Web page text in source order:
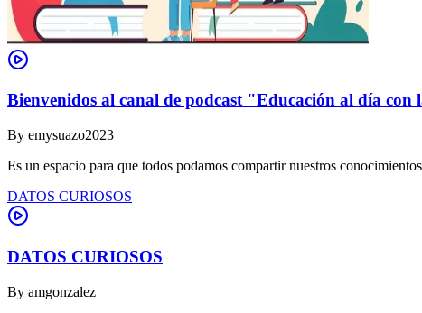
Bienvenidos al canal de podcast "Educación al día
By emysuazo2023
Es un espacio para que todos podamos compartir nuestros
DATOS CURIOSOS
DATOS CURIOSOS
By amgonzalez